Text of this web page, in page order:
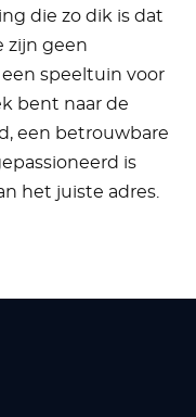
die zo dik is dat
zijn geen
speeltuin voor
bent naar de
een betrouwbare
is
het juiste adres.